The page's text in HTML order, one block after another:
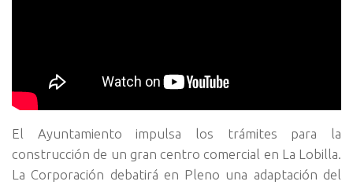
El Ayuntamiento impulsa los trámites para la
construcción de un gran centro comercial en La Lobilla.
La Corporación debatirá en Pleno una adaptación del